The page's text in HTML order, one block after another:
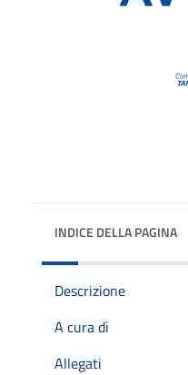
INDICE DELLA PAGINA
Descrizione
A cura di
Allegati